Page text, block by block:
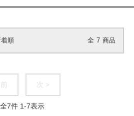
着順 全 7 商品
次 >
全7件 1-7表示